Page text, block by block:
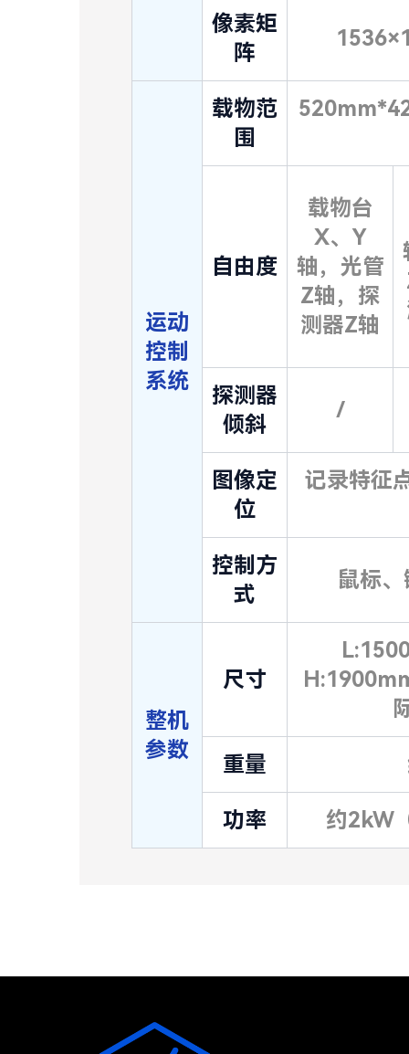
像素矩
阵
运动
控制
系统
载物范
围
自由度
载物台
X、Y
轴，光管
Z轴，探
测器Z轴
探测器
倾斜
/
图像定
位
记录特征
控制方
式
鼠标
整机
参数
尺寸
重量
功率 约2kW